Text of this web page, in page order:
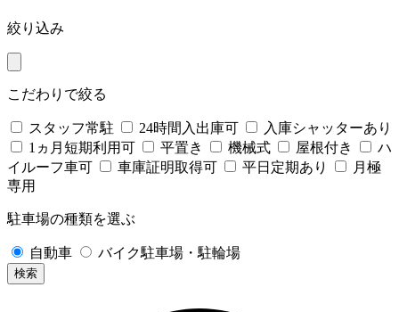
絞り込み
こだわりで絞る
スタッフ常駐 24時間入出庫可
入庫シャッターあり
1ヵ月短期利用可
平置き 機械式 屋根付き
ハ
イルーフ車可
車庫証明取得可 平日定期あり
月極
専用
駐車場の種類を選ぶ
自動車 バイク駐車場・駐輪場
検索